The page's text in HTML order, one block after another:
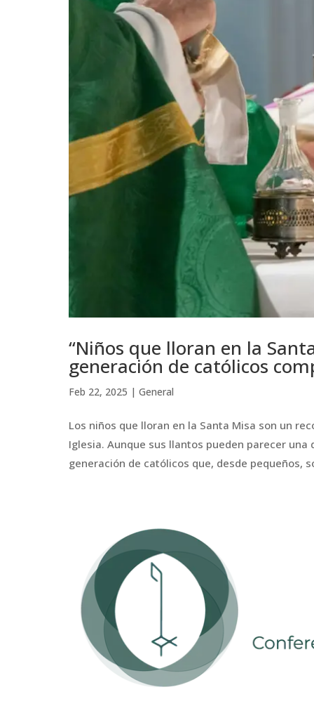
“Niños que lloran en la
generación de católicos
Feb 22, 2025 | General
Los niños que lloran en la Santa Misa son un
Iglesia. Aunque sus llantos pueden parecer
generación de católicos que, desde pequeños,